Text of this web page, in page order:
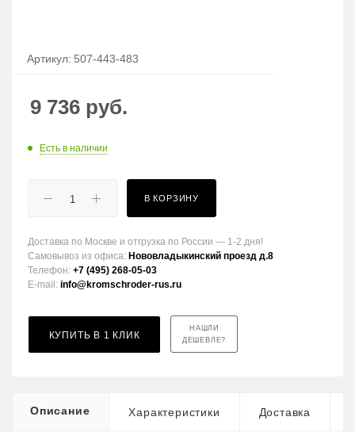
Артикул: 507-443-483
9 736 руб.
Есть в наличии
В КОРЗИНУ
Доставка по Москве и отгрузка по России — 1-2 дня!
Самовывоз из офиса: Нововладыкинский проезд д.8
Телефон: +7 (495) 268-05-03
E-mail: info@kromschroder-rus.ru
КУПИТЬ В 1 КЛИК
НАШЛИ
ДЕШЕВЛЕ?
Описание Характеристики Доставка